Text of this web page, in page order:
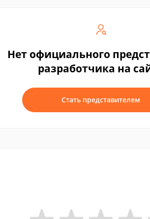
Нет официального
разработчика на
Стать представителем